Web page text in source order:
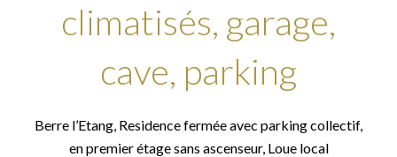
climatisés, garage,
cave, parking
Berre l’Etang, Residence fermée avec parking collectif,
en premier étage sans ascenseur, Loue local